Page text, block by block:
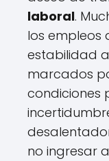
laboral.
los empleos
estabilidad a
marcados
condiciones
no ingresar